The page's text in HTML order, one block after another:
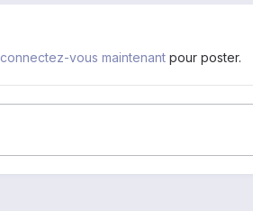
connectez-vous maintenant pour poster.